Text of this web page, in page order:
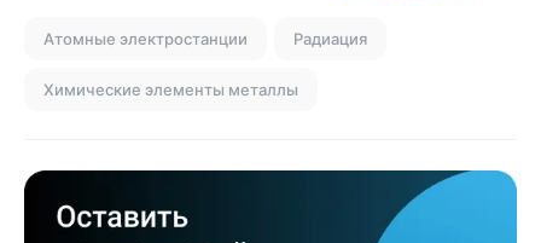
Атомные электростанции Радиация
Химические элементы металлы